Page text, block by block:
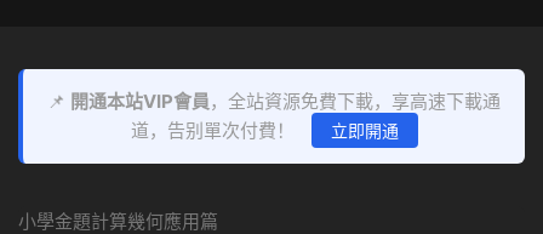
📌 開通本站VIP會員，全站資源免費下載，享高速下載通
道，告别單次付費！
立即開通
小學金題計算幾何應用篇